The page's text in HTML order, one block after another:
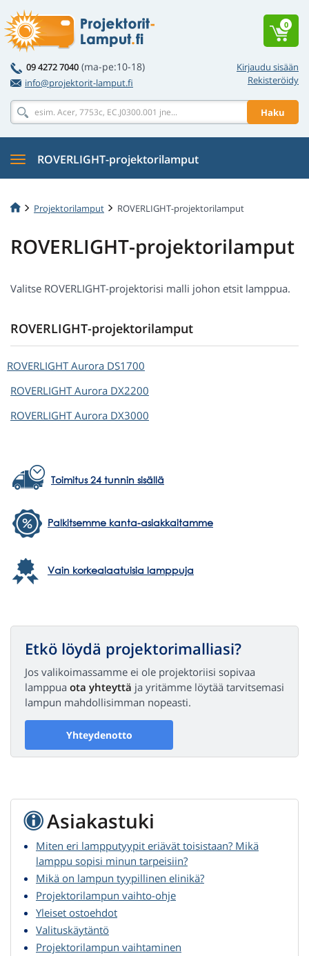
Kirjaudu sisään
Rekisteröidy
09 4272 7040 (ma-pe:10-18)
info@projektorit-lamput.fi
Haku
0
ROVERLIGHT-projektorilamput
Projektorilamput ROVERLIGHT-projektorilamput
ROVERLIGHT-projektorilamput
Valitse ROVERLIGHT-projektorisi malli johon etsit lamppua.
ROVERLIGHT-projektorilamput
ROVERLIGHTAurora DS1700
ROVERLIGHTAurora DX2200
ROVERLIGHTAurora DX3000
Toimitus 24 tunnin sisällä
Palkitsemme kanta-asiakkaitamme
Vain korkealaatuisia lamppuja
Etkö löydä projektorimalliasi?
Jos valikoimassamme ei ole projektoriisi sopivaa
lamppua ota yhteyttä ja yritämme löytää tarvitsemasi
lampun mahdollisimman nopeasti.
Yhteydenotto
Asiakastuki
Miten eri lampputyypit eriävät toisistaan? Mikä
lamppu sopisi minun tarpeisiin?
Mikä on lampun tyypillinen elinikä?
Projektorilampun vaihto-ohje
Yleiset ostoehdot
Valituskäytäntö
Projektorilampun vaihtaminen